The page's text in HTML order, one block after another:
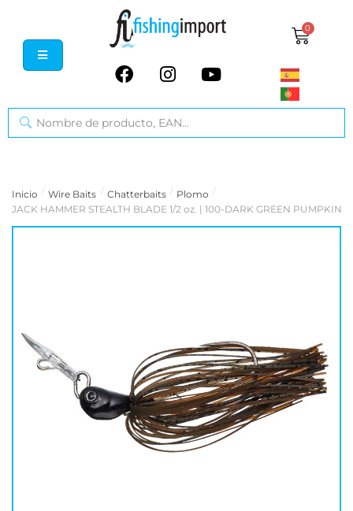
0
Inicio / Wire Baits / Chatterbaits / Plomo /
JACK HAMMER STEALTH BLADE 1/2 oz. | 100-DARK GREEN PUMPKIN